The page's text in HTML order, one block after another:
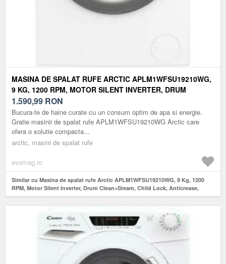
MASINA DE SPALAT RUFE ARCTIC APLM1WFSU19210WG,
9 KG, 1200 RPM, MOTOR SILENT INVERTER, DRUM
CLEAN+STEAM, CHILD LOCK, ANTICREASE, DIGITAL
DISPLAY, ADD-IN, CLASA A (ALB)
1.590,99 RON
Bucura-te de haine curate cu un consum optim de apa si energie.
Gratie masinii de spalat rufe APLM1WFSU19210WG Arctic care
ofera o solutie compacta...
arctic, masini de spalat rufe
evomag.ro
Similar cu Masina de spalat rufe Arctic APLM1WFSU19210WG, 9 Kg, 1200
RPM, Motor Silent Inverter, Drum Clean+Steam, Child Lock, Anticrease,
Digital Display, Add-In, Clasa A (Alb)